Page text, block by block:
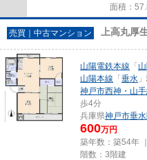
面積：
売買｜中古マンション 上高丸
山陽電鉄本線 「
山陽本線 「 垂水
神戸市西神・山
歩4分
兵庫県神戸市垂
600万円
築年数：築54年
階数：3階建